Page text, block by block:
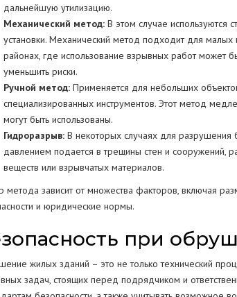
дальнейшую утилизацию.
Механический метод: В этом случае используются
установки. Механический метод подходит для
районах, где использование взрывных работ может
уменьшить риски.
Ручной метод: Применяется для небольших
специализированных инструментов. Этот метод
могут быть использованы.
Гидроразрыв: В некоторых случаях для разрушения
давлением подается в трещины стен и сооружений,
веществ или взрывчатых материалов.
метода зависит от множества факторов, включая
и юридические нормы.
при
жилых зданий – это не только технический
задач, стоящих перед подрядчиком и